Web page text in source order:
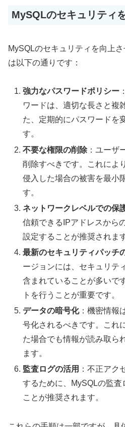
MySQLのセキュリティ
MySQLのセキュリティを向上
は以下の通りです：
強力なパスワードポリシー
ワードは、適切な長さと複
た、定期的にパスワードを
す。
不要な権限の削除：ユーザ
削除すべきです。これによ
侵入した場合の被害を最小
す。
ネットワークレベルでの保
信頼できるIPアドレスから
設定することが推奨されま
最新のセキュリティパッチ
ージョンには、セキュリテ
含まれていることが多いで
トを行うことが重要です。
データの暗号化：機密情報
号化されるべきです。これ
た場合でも情報が読み取ら
ます。
監査ログの活用 ：不正アク
するために、MySQLの監査
ことが推奨されます。